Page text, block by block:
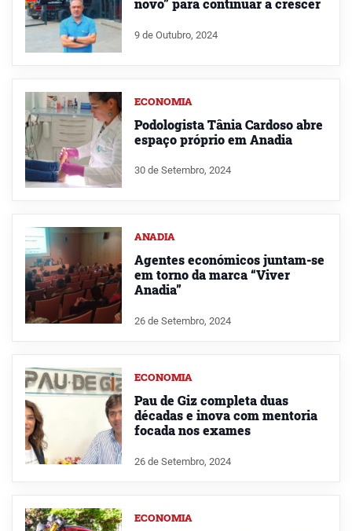
novo” para continuar a crescer
9 de Outubro, 2024
ECONOMIA
Podologista Tânia Cardoso abre
espaço próprio em Anadia
30 de Setembro, 2024
ANADIA
Agentes económicos juntam-se
em torno da marca “Viver
Anadia”
26 de Setembro, 2024
ECONOMIA
Pau de Giz completa duas
décadas e inova com mentoria
focada nos exames
26 de Setembro, 2024
ECONOMIA